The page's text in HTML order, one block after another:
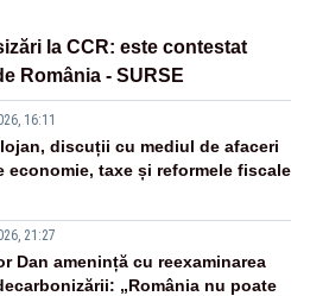
la CCR: este contestat
România - SURSE
16:11
discuții cu mediul de afaceri
economie, taxe și reformele fiscale
21:27
Dan amenință cu reexaminarea
„România nu poate